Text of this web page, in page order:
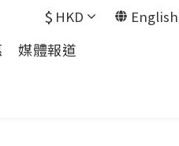
$ HKD English
媒體報道